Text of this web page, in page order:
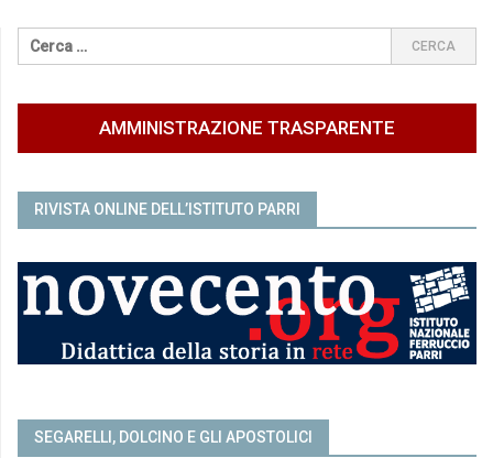
AMMINISTRAZIONE TRASPARENTE
RIVISTA ONLINE DELL’ISTITUTO PARRI
SEGARELLI, DOLCINO E GLI APOSTOLICI